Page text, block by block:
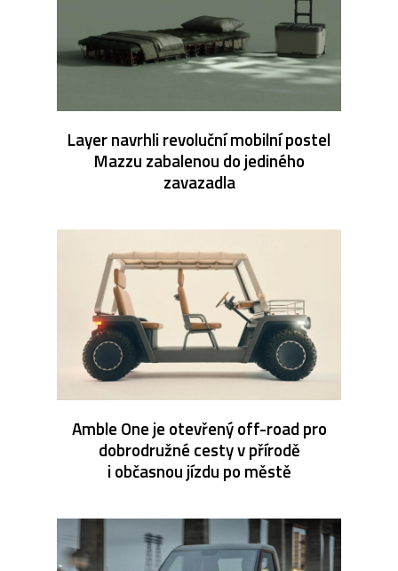
Layer navrhli revoluční mobilní postel
Mazzu zabalenou do jediného
zavazadla
Amble One je otevřený off-road pro
dobrodružné cesty v přírodě
i občasnou jízdu po městě